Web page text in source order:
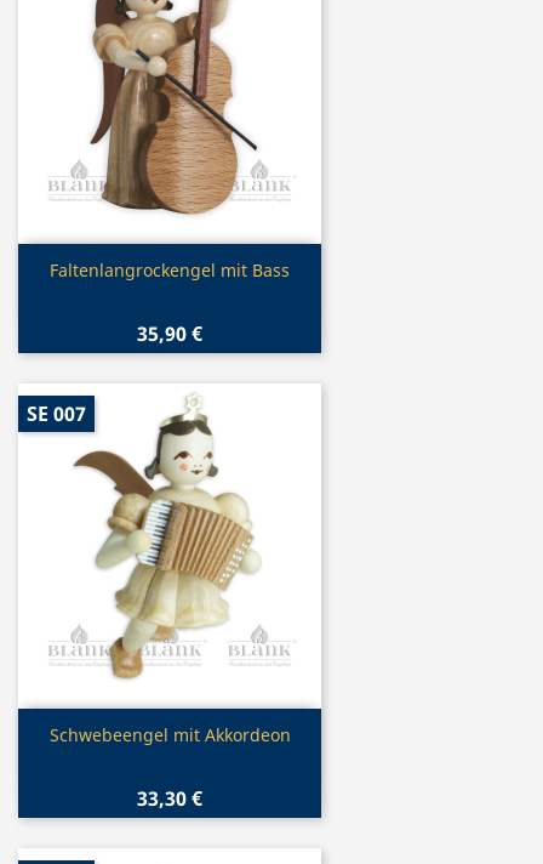
Vorschau
Faltenlangrockengel mit Bass
35,90 €
Vorschau
Schwebeengel mit Akkordeon
33,30 €
SE 007